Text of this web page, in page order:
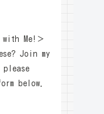
with Me!＞
Join my
below.